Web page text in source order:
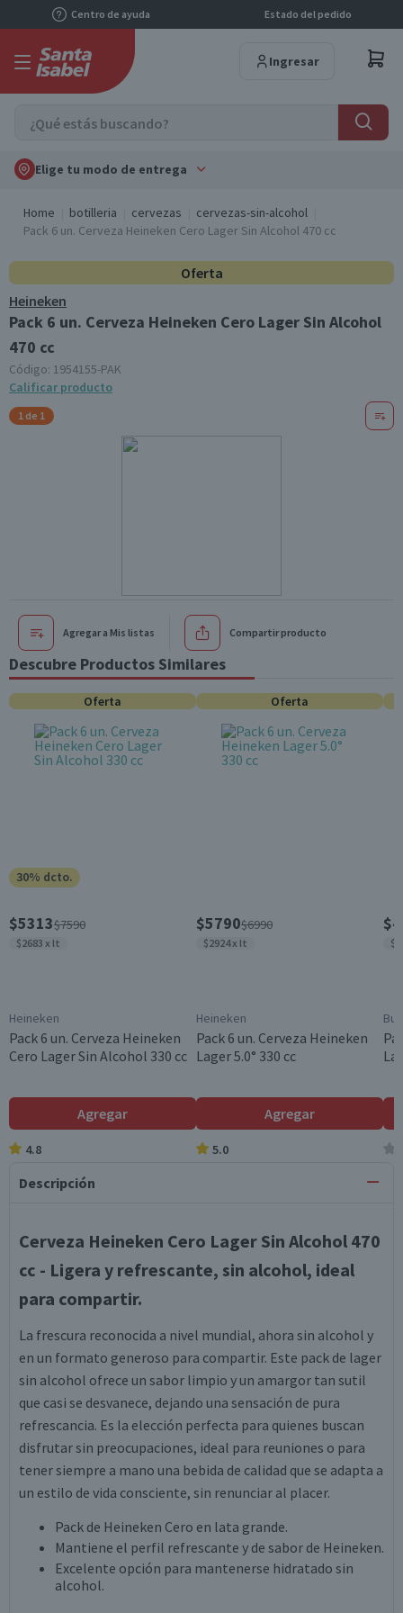
Centro de ayuda Estado del pedido
Ingresar
Elige tu modo de entrega
Home botilleria cervezas
cervezas-sin-alcohol
Pack 6 un. Cerveza Heineken Cero Lager Sin Alcohol 470 cc
Oferta
Heineken
Pack 6 un. Cerveza Heineken Cero Lager Sin Alcohol
470 cc
Código: 1954155-PAK
Calificar producto
1 de 1
Agregar a Mis listas Compartir producto
Descubre Productos Similares
Oferta
30% dcto.
$5313$7590
$2683 x lt
Heineken
Pack 6 un. Cerveza Heineken
Cero Lager Sin Alcohol 330 cc
Agregar
4.8
Oferta
$5790$6990
$2924 x lt
Heineken
Pack 6 un. Cerveza Heineken
Lager 5.0° 330 cc
Agregar
5.0
Descripción
Cerveza Heineken Cero Lager Sin Alcohol 470
cc - Ligera y refrescante, sin alcohol, ideal
para compartir.
La frescura reconocida a nivel mundial, ahora sin alcohol y
en un formato generoso para compartir. Este pack de lager
sin alcohol ofrece un sabor limpio y un amargor tan sutil
que casi se desvanece, dejando una sensación de pura
refrescancia. Es la elección perfecta para quienes buscan
disfrutar sin preocupaciones, ideal para reuniones o para
tener siempre a mano una bebida de calidad que se adapta a
un estilo de vida consciente, sin renunciar al placer.
Pack de Heineken Cero en lata grande.
Mantiene el perfil refrescante y de sabor de Heineken.
Excelente opción para mantenerse hidratado sin
alcohol.